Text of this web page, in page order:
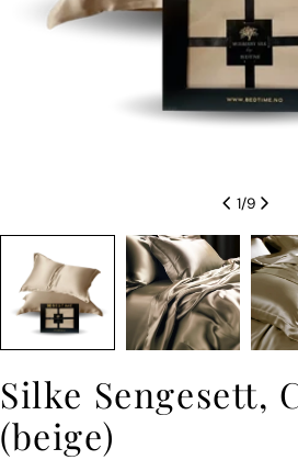
1/9
Silke Sengesett,
(beige)